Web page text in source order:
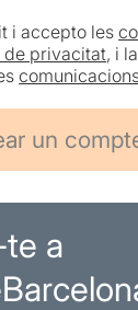
i accepto les
de privacitat, i
a